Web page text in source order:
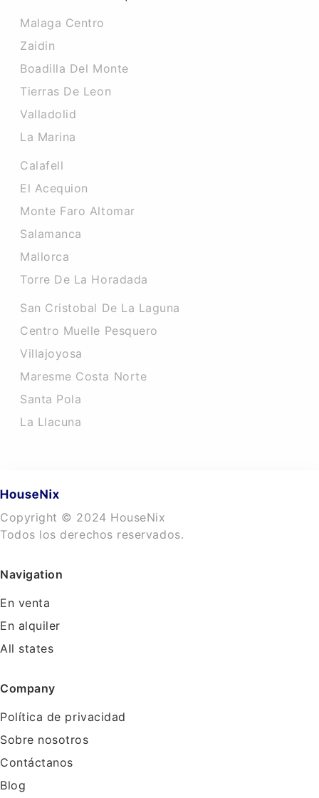
Malaga Centro
Zaidin
Boadilla Del Monte
Tierras De Leon
Valladolid
La Marina
Calafell
El Acequion
Monte Faro Altomar
Salamanca
Mallorca
Torre De La Horadada
San Cristobal De La Laguna
Centro Muelle Pesquero
Villajoyosa
Maresme Costa Norte
Santa Pola
La Llacuna
Copyright © 2024 HouseNix
Todos los derechos reservados.
Navigation
En venta
En alquiler
All states
Company
Política de privacidad
Sobre nosotros
Contáctanos
Blog